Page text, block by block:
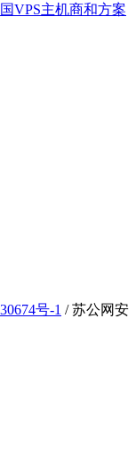
VPS主机商和方案
号-1 / 苏公网安